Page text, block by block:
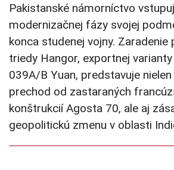
Pakistanské námorníctvo
modernizačnej fázy svojej
konca studenej vojny. Zaradenie
triedy Hangor, exportnej
039A/B Yuan, predstavuje
prechod od zastaraných
konštrukcií Agosta 70, ale aj
geopolitickú zmenu v oblasti